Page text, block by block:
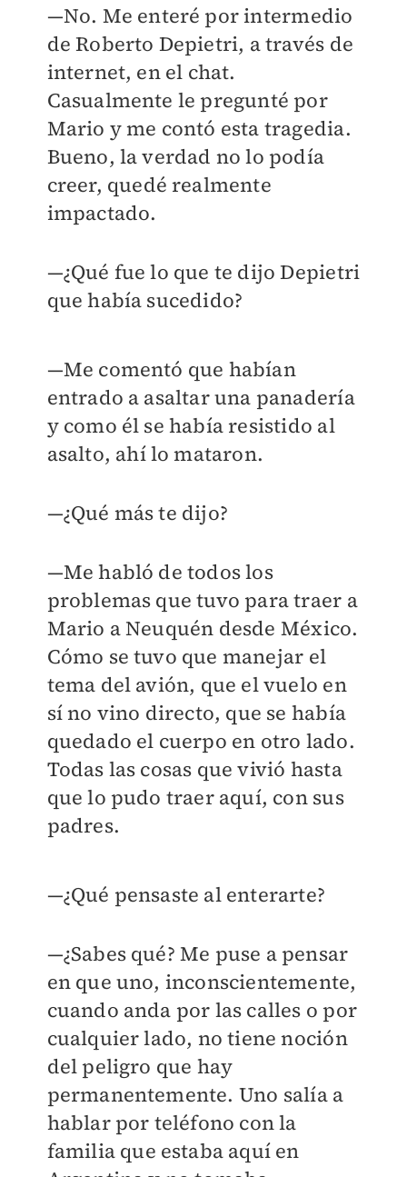
—No. Me enteré por intermedio
de Roberto Depietri, a través de
internet, en el chat.
Casualmente le pregunté por
Mario y me contó esta tragedia.
Bueno, la verdad no lo podía
creer, quedé realmente
impactado.
—¿Qué fue lo que te dijo Depietri
que había sucedido?
—Me comentó que habían
entrado a asaltar una panadería
y como él se había resistido al
asalto, ahí lo mataron.
—¿Qué más te dijo?
—Me habló de todos los
problemas que tuvo para traer a
Mario a Neuquén desde México.
Cómo se tuvo que manejar el
tema del avión, que el vuelo en
sí no vino directo, que se había
quedado el cuerpo en otro lado.
Todas las cosas que vivió hasta
que lo pudo traer aquí, con sus
padres.
—¿Qué pensaste al enterarte?
—¿Sabes qué? Me puse a pensar
en que uno, inconscientemente,
cuando anda por las calles o por
cualquier lado, no tiene noción
del peligro que hay
permanentemente. Uno salía a
hablar por teléfono con la
familia que estaba aquí en